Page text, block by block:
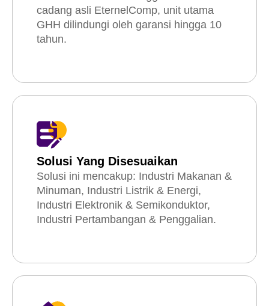
cadang asli EternelComp, unit utama
GHH dilindungi oleh garansi hingga 10
tahun.
Solusi Yang Disesuaikan
Solusi ini mencakup: Industri Makanan &
Minuman, Industri Listrik & Energi,
Industri Elektronik & Semikonduktor,
Industri Pertambangan & Penggalian.